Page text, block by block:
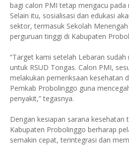
bagi calon PMI tetap mengacu pada
Selain itu, sosialisasi dan edukasi
sektor, termasuk Sekolah
perguruan tinggi di Kabupaten
“Target kami setelah Lebaran
untuk RSUD Tongas. Calon PMI,
melakukan pemeriksaan kesehatan
Pemkab Probolinggo guna
penyakit,” tegasnya.
Dengan kesiapan sarana kesehatan
Kabupaten Probolinggo berharap
semakin cepat, terintegrasi dan